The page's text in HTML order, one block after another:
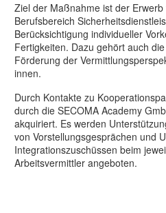
Ziel der Maßnahme ist der
Berufsbereich
Berücksichtigung individueller
Fertigkeiten. Dazu gehört auch
Förderung der
innen.
Durch Kontakte zu
durch die SECOMA Academy
akquiriert. Es werden
von Vorstellungsgesprächen und
Integrationszuschüssen beim
Arbeitsvermittler angeboten.